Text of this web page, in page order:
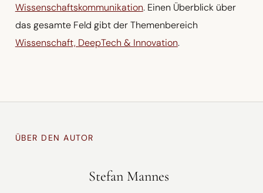
Wissenschaftskommunikation. Einen Überblick über
das gesamte Feld gibt der Themenbereich
Wissenschaft, DeepTech & Innovation.
ÜBER DEN AUTOR
Stefan Mannes